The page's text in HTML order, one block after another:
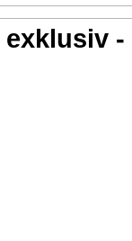
exklusiv